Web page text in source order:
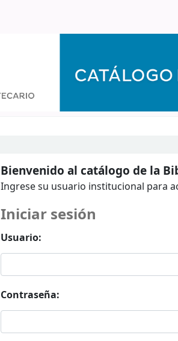
Bienvenido al catálogo de la
Ingrese su usuario institucional para
Iniciar sesión
Usuario:
Contraseña: